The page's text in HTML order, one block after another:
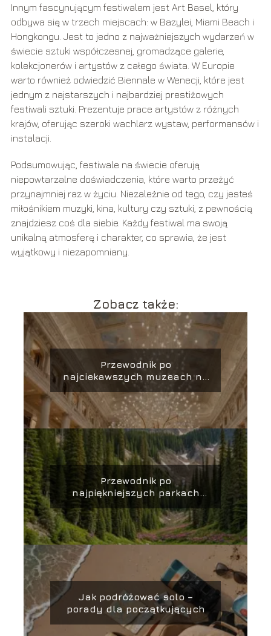
Innym fascynującym festiwalem jest Art Basel, który
odbywa się w trzech miejscach: w Bazylei, Miami Beach i
Hongkongu. Jest to jedno z najważniejszych wydarzeń w
świecie sztuki współczesnej, gromadzące galerie,
kolekcjonerów i artystów z całego świata. W Europie
warto również odwiedzić Biennale w Wenecji, które jest
jednym z najstarszych i najbardziej prestiżowych
festiwali sztuki. Prezentuje prace artystów z różnych
krajów, oferując szeroki wachlarz wystaw, performansów i
instalacji.
Podsumowując, festiwale na świecie oferują
niepowtarzalne doświadczenia, które warto przeżyć
przynajmniej raz w życiu. Niezależnie od tego, czy jesteś
miłośnikiem muzyki, kina, kultury czy sztuki, z pewnością
znajdziesz coś dla siebie. Każdy festiwal ma swoją
unikalną atmosferę i charakter, co sprawia, że jest
wyjątkowy i niezapomniany.
Zobacz także:
Przewodnik po
najciekawszych muzeach na
świecie
Przewodnik po
najpiękniejszych parkach
narodowych na świecie
Jak podróżować solo –
porady dla początkujących